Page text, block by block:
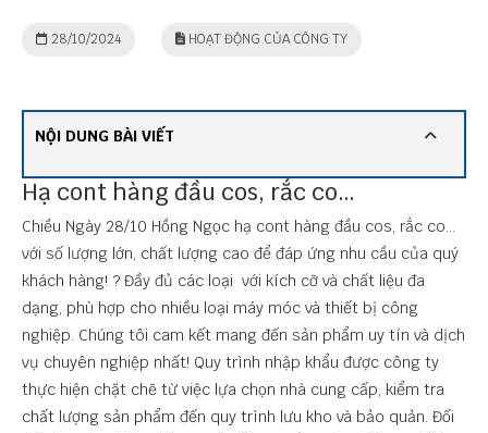
28/10/2024 HOẠT ĐỘNG CỦA CÔNG TY
NỘI DUNG BÀI VIẾT
Hạ cont hàng đầu cos, rắc co…
Chiều Ngày 28/10 Hồng Ngọc hạ cont hàng đầu cos, rắc co…
với số lượng lớn, chất lượng cao để đáp ứng nhu cầu của quý
khách hàng! ? Đầy đủ các loại với kích cỡ và chất liệu đa
dạng, phù hợp cho nhiều loại máy móc và thiết bị công
nghiệp. Chúng tôi cam kết mang đến sản phẩm uy tín và dịch
vụ chuyên nghiệp nhất! Quy trình nhập khẩu được công ty
thực hiện chặt chẽ từ việc lựa chọn nhà cung cấp, kiểm tra
chất lượng sản phẩm đến quy trình lưu kho và bảo quản. Đối